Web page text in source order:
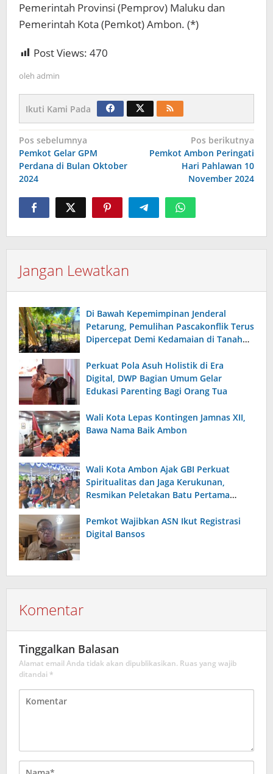
Pemerintah Provinsi (Pemprov) Maluku dan
Pemerintah Kota (Pemkot) Ambon. (*)
Post Views: 470
oleh admin
Ikuti Kami Pada
Navigasi
pos
Pos sebelumnya
Pemkot Gelar GPM
Perdana di Bulan Oktober
2024
Pos berikutnya
Pemkot Ambon Peringati
Hari Pahlawan 10
November 2024
Jangan Lewatkan
Di Bawah Kepemimpinan Jenderal
Petarung, Pemulihan Pascakonflik Terus
Dipercepat Demi Kedamaian di Tanah
Perkuat Pola Asuh Holistik di Era
Digital, DWP Bagian Umum Gelar
Edukasi Parenting Bagi Orang Tua
Wali Kota Lepas Kontingen Jamnas XII,
Bawa Nama Baik Ambon
Wali Kota Ambon Ajak GBI Perkuat
Spiritualitas dan Jaga Kerukunan,
Resmikan Peletakan Batu Pertama
Pemkot Wajibkan ASN Ikut Registrasi
Digital Bansos
Komentar
Tinggalkan Balasan
Alamat email Anda tidak akan dipublikasikan. Ruas yang wajib
ditandai *